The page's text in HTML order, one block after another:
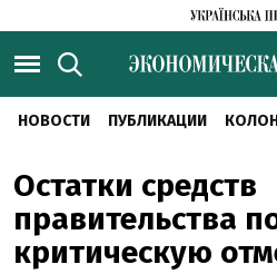
НОВОСТИ ПУБЛИКАЦИИ
Остатки средств
правительства
критическую